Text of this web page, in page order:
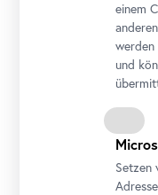
einem
und
Setzen